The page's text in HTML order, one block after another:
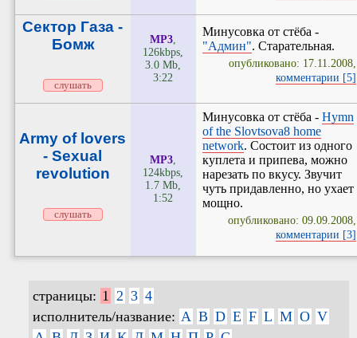
Сектор Газа -
Бомж
слушать
MP3
126kbps,
3.0 Mb,
3:22
Минусовка от стёба -
"Админ". Старательная.
опубликовано: 17.11.2008,
комментарии [5]
Army of lovers
- Sexual
revolution
слушать
MP3
124kbps,
1.7 Mb,
1:52
Минусовка от стёба - Hymn
of the Slovtsova8 home
network. Состоит из одного
куплета и припева, можно
нарезать по вкусу. Звучит
чуть придавленно, но ухает
мощно.
опубликовано: 09.09.2008,
комментарии [3]
страницы: 1 2 3 4
исполнитель/название: A B D E F L M O V